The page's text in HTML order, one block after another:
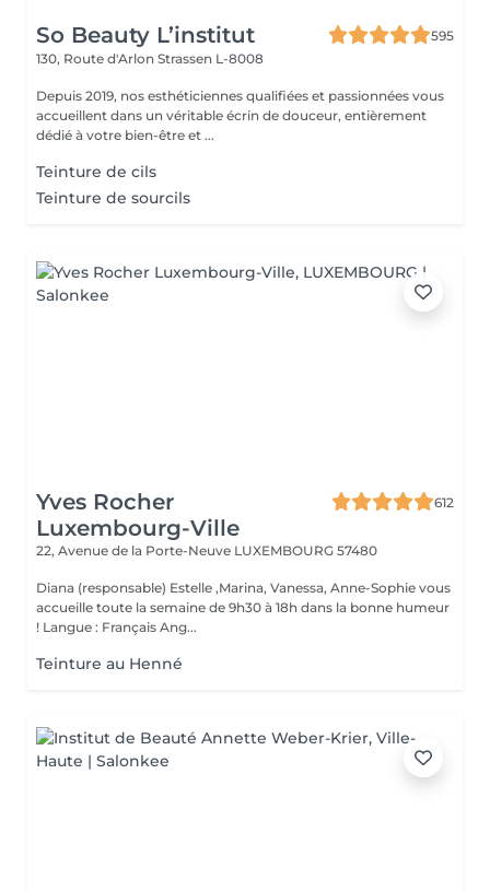
So Beauty L’institut
595
130, Route d'Arlon Strassen L-8008
Depuis 2019, nos esthéticiennes qualifiées et passionnées vous
accueillent dans un véritable écrin de douceur, entièrement
dédié à votre bien-être et ...
Teinture de cils
Teinture de sourcils
Yves Rocher
Luxembourg-Ville
612
22, Avenue de la Porte-Neuve LUXEMBOURG 57480
Diana (responsable) Estelle ,Marina, Vanessa, Anne-Sophie vous
accueille toute la semaine de 9h30 à 18h dans la bonne humeur
! Langue : Français Ang...
Teinture au Henné